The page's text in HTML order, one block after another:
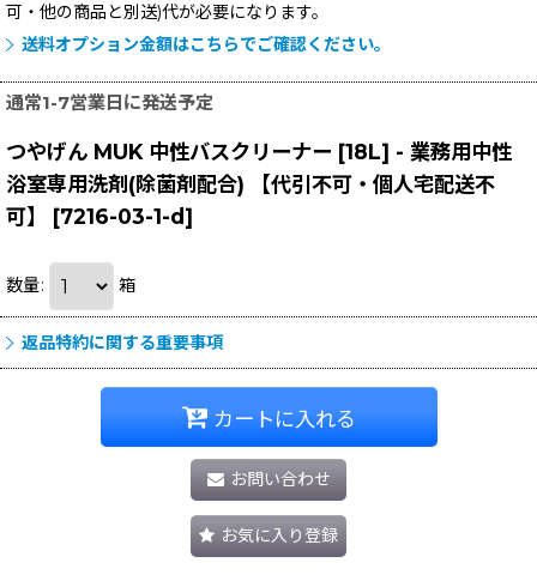
可・他の商品と別送)代が必要になります。
送料オプション金額はこちらでご確認ください。
通常1-7営業日に発送予定
つやげん MUK 中性バスクリーナー [18L] - 業務用中性
浴室専用洗剤(除菌剤配合) 【代引不可・個人宅配送不
可】
[7216-03-1-d]
数量: 箱
返品特約に関する重要事項
カートに入れる
お問い合わせ
お気に入り登録